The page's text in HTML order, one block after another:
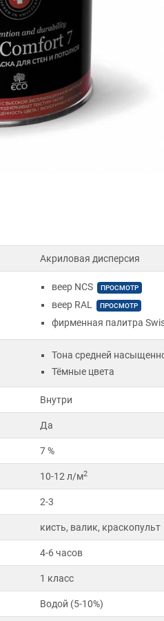
Акриловая дисперсия
веер NCS ПРОСМОТР
веер RAL ПРОСМОТР
фирменная палитра
Тона средней
Тёмные цвета
Внутри
Да
7 %
10-12 л/м2
2-3
кисть, валик, краскопульт
4-6 часов
1 класс
Водой (5-10%)